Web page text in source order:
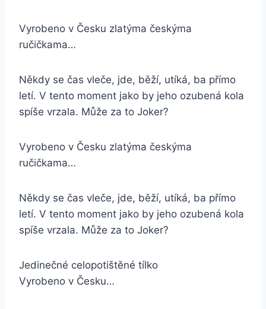
Vyrobeno v Česku zlatýma českýma
ručičkama…
Někdy se čas vleče, jde, běží, utíká, ba přímo
letí. V tento moment jako by jeho ozubená kola
spíše vrzala. Může za to Joker?
Vyrobeno v Česku zlatýma českýma
ručičkama…
Někdy se čas vleče, jde, běží, utíká, ba přímo
letí. V tento moment jako by jeho ozubená kola
spíše vrzala. Může za to Joker?
Jedinečné celopotištěné tílko
Vyrobeno v Česku…